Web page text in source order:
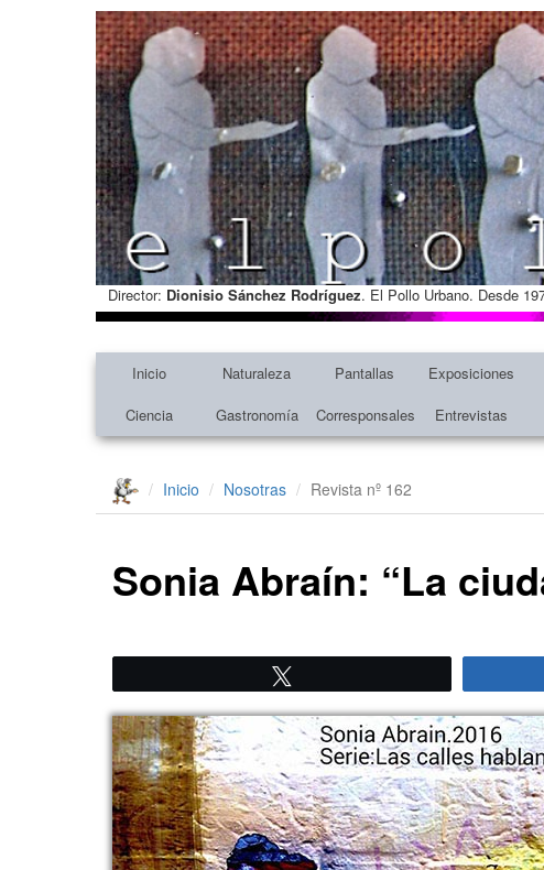
Director: Dionisio Sánchez Rodríguez. El Pollo Urbano. Desde
Inicio Naturaleza Pantallas Exposiciones
Ciencia
Gastronomía Corresponsales Entrevistas
Inicio Nosotras Revista nº 162
Sonia Abraín: “La